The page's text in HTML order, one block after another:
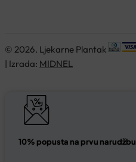
© 2026. Ljekarne Plantak
| Izrada: MIDNEL
10% popusta na prvu narudžbu